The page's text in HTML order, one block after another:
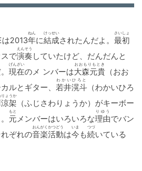
は2013年
ねん
に結成
けっせい
されたんだよ。 最初
さいしょ
で演奏
えんそう
していたけど、だんだんと
現在
げんざい
のメ ンバーは大森元貴
おおもりもとき
（おお
ルとギター、 若井滉斗
わかいひろと
（わかいひろ
架
りょうか
（ふじさわりょうか）がキーボー
元
もと
メンバーはいろいろな理由
りゆう
でバン
ぞれの音楽活動
おんがくかつどう
は今
いま
も続
つづ
いている